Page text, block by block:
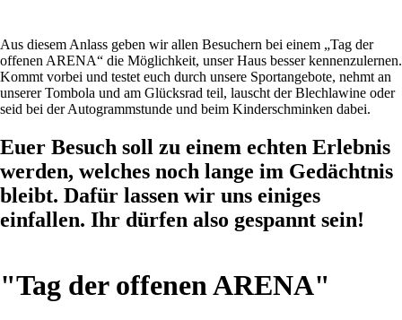
Aus diesem Anlass geben wir allen Besuchern bei einem „Tag der
offenen ARENA“ die Möglichkeit, unser Haus besser kennenzulernen.
Kommt vorbei und testet euch durch unsere Sportangebote, nehmt an
unserer Tombola und am Glücksrad teil, lauscht der Blechlawine oder
seid bei der Autogrammstunde und beim Kinderschminken dabei.
Euer Besuch soll zu einem echten Erlebnis
werden, welches noch lange im Gedächtnis
bleibt. Dafür lassen wir uns einiges
einfallen. Ihr dürfen also gespannt sein!
"Tag der offenen ARENA"